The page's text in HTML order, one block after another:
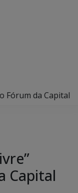
Fórum da Capital
Capital